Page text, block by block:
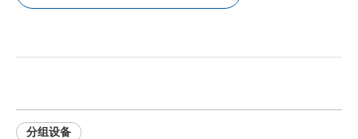
分组设备